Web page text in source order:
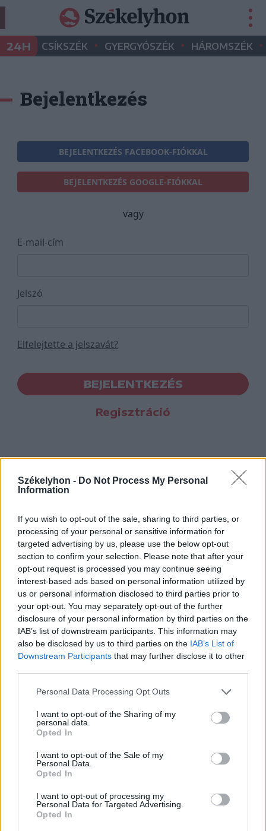
Székelyhon - Do Not Process My Personal
Information
If you wish to opt-out of the sale, sharing to third parties, or
processing of your personal or sensitive information for
targeted advertising by us, please use the below opt-out
section to confirm your selection. Please note that after your
opt-out request is processed you may continue seeing
interest-based ads based on personal information utilized by
us or personal information disclosed to third parties prior to
your opt-out. You may separately opt-out of the further
disclosure of your personal information by third parties on the
IAB’s list of downstream participants. This information may
also be disclosed by us to third parties on the IAB’s List of
Downstream Participants that may further disclose it to other
Personal Data Processing Opt Outs
I want to opt-out of the Sharing of my
personal data.
Opted In
I want to opt-out of the Sale of my
Personal Data.
Opted In
I want to opt-out of processing my
Personal Data for Targeted Advertising.
Opted In
24H CSÍKSZÉK • GYERGYÓSZÉK • HÁROMSZÉK •
Bejelentkezés
BEJELENTKEZÉS FACEBOOK-FIÓKKAL
BEJELENTKEZÉS GOOGLE-FIÓKKAL
vagy
E-mail-cím
Jelszó
Elfelejtette a jelszavát?
BEJELENTKEZÉS
Regisztráció
Hasznos
Impresszum
Szerzői jogok
Adatvédelmi tájékoztató
Cookie-kezelési tájékoztató
Hozzászólási szabályzat
Nyomtatott lapjaink archívuma
Székely Hírmondó archívuma
Sütibeállítások
Médiatér